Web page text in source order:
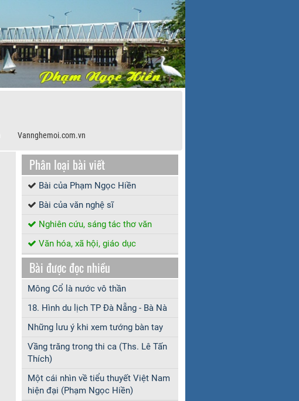
Vannghemoi.com.vn
Phân loại bài viết
Bài của Phạm Ngọc Hiền
Bài của văn nghệ sĩ
Nghiên cứu, sáng tác thơ văn
Văn hóa, xã hội, giáo dục
Bài được đọc nhiều
Mông Cổ là nước vô thần
18. Hình du lịch TP Đà Nẵng - Bà Nà
Những lưu ý khi xem tướng bàn tay
Vầng trăng trong thi ca (Ths. Lê Tấn
Thích)
Một cái nhìn về tiểu thuyết Việt Nam
hiện đại (Phạm Ngọc Hiền)